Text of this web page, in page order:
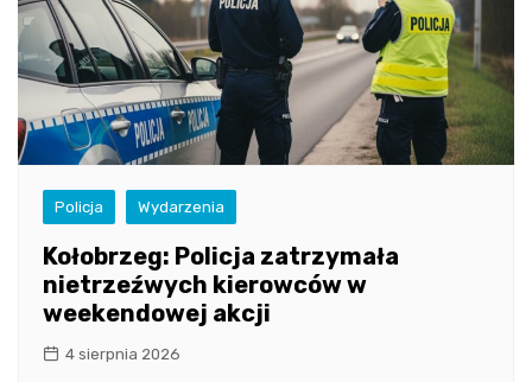
Policja Wydarzenia
Kołobrzeg: Policja zatrzymała
nietrzeźwych kierowców w
weekendowej akcji
4 sierpnia 2026